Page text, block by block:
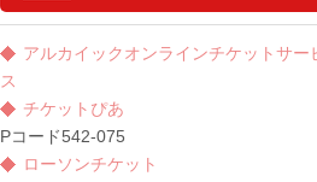
アルカイックオンラインチケットサー
ス
チケットぴあ
Pコード542-075
ローソンチケット